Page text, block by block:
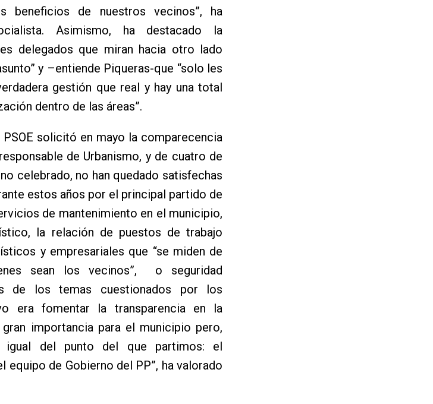
beneficios de nuestros vecinos”, ha
Asimismo, ha destacado la
delegados que miran hacia otro lado
y –entiende Piqueras-que “solo les
gestión que real y hay una total
dentro de las áreas”.
solicitó en mayo la comparecencia
de Urbanismo, y de cuatro de
celebrado, no han quedado satisfechas
estos años por el principal partido de
de mantenimiento en el municipio,
la relación de puestos de trabajo
y empresariales que “se miden de
sean los vecinos”, o seguridad
de los temas cuestionados por los
era fomentar la transparencia en la
importancia para el municipio pero,
igual del punto del que partimos: el
equipo de Gobierno del PP”, ha valorado